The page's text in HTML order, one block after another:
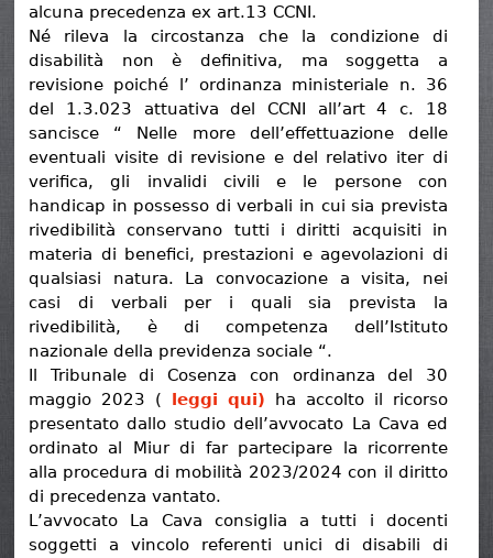
alcuna precedenza ex art.13 CCNI.
Né rileva la circostanza che la condizione di
disabilità non è definitiva, ma soggetta a
revisione poiché l’ ordinanza ministeriale n. 36
del 1.3.023 attuativa del CCNI all’art 4 c. 18
sancisce “ Nelle more dell’effettuazione delle
eventuali visite di revisione e del relativo iter di
verifica, gli invalidi civili e le persone con
handicap in possesso di verbali in cui sia prevista
rivedibilità conservano tutti i diritti acquisiti in
materia di benefici, prestazioni e agevolazioni di
qualsiasi natura. La convocazione a visita, nei
casi di verbali per i quali sia prevista la
rivedibilità, è di competenza dell’Istituto
nazionale della previdenza sociale “.
Il Tribunale di Cosenza con ordinanza del 30
maggio 2023 (
leggi qui) ha accolto il ricorso
presentato dallo studio dell’avvocato La Cava ed
ordinato al Miur di far partecipare la ricorrente
alla procedura di mobilità 2023/2024 con il diritto
di precedenza vantato.
L’avvocato La Cava consiglia a tutti i docenti
soggetti a vincolo referenti unici di disabili di